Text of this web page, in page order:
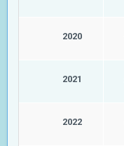
2020
2021
2022